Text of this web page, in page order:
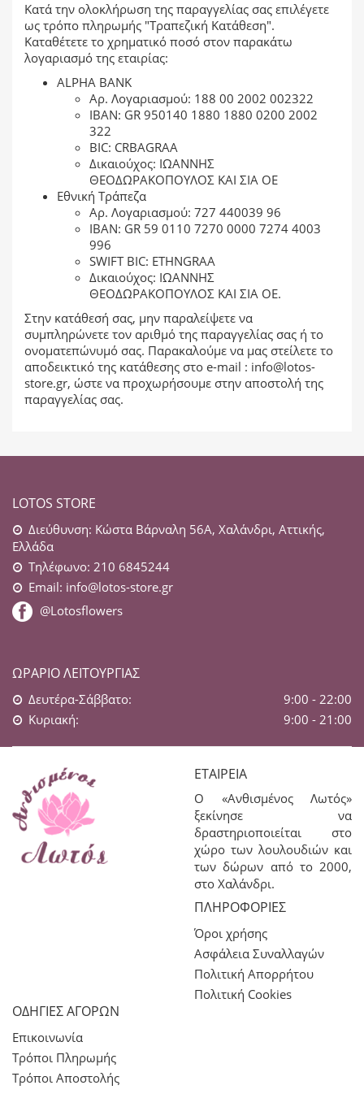
Κατά την ολοκλήρωση της παραγγελίας σας επιλέγετε
ως τρόπο πληρωμής "Τραπεζική Κατάθεση".
Καταθέτετε το χρηματικό ποσό στον παρακάτω
λογαριασμό της εταιρίας:
ALPHA BANK
Αρ. Λογαριασμού: 188 00 2002 002322
ΙΒΑΝ: GR 950140 1880 1880 0200 2002
322
BIC: CRBAGRAA
Δικαιούχος: ΙΩΑΝΝΗΣ
ΘΕΟΔΩΡΑΚΟΠΟΥΛΟΣ ΚΑΙ ΣΙΑ ΟΕ
Εθνική Τράπεζα
Αρ. Λογαριασμού: 727 440039 96
ΙΒΑΝ: GR 59 0110 7270 0000 7274 4003
996
SWIFT BIC: ETHNGRAA
Δικαιούχος: ΙΩΑΝΝΗΣ
ΘΕΟΔΩΡΑΚΟΠΟΥΛΟΣ ΚΑΙ ΣΙΑ ΟΕ.
Στην κατάθεσή σας, μην παραλείψετε να
συμπληρώνετε τον αριθμό της παραγγελίας σας ή το
ονοματεπώνυμό σας. Παρακαλούμε να μας στείλετε το
αποδεικτικό της κατάθεσης στο e-mail : info@lotos-
store.gr, ώστε να προχωρήσουμε στην αποστολή της
παραγγελίας σας.
LOTOS STORE
Διεύθυνση: Κώστα Βάρναλη 56Α, Χαλάνδρι, Αττικής,
Ελλάδα
Τηλέφωνο: 210 6845244
Email: info@lotos-store.gr
@Lotosflowers
ΩΡΆΡΙΟ ΛΕΙΤΟΥΡΓΊΑΣ
Δευτέρα-Σάββατο:
9:00 - 22:00
Κυριακή:
9:00 - 21:00
ΕΤΑΙΡΕΊΑ
Ο «Ανθισμένος Λωτός»
ξεκίνησε να
δραστηριοποιείται στο
χώρο των λουλουδιών και
των δώρων από το 2000,
στο Χαλάνδρι.
ΠΛΗΡΟΦΟΡΊΕΣ
Όροι χρήσης
Ασφάλεια Συναλλαγών
Πολιτική Απορρήτου
Πολιτική Cookies
ΟΔΗΓΙΕΣ ΑΓΟΡΩΝ
Επικοινωνία
Τρόποι Πληρωμής
Τρόποι Αποστολής